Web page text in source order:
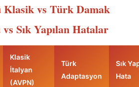
Klasik vs Türk Damak
Sık Yapılan Hatalar
Klasik
İtalyan
(AVPN)
Türk
Adaptasyon
Sık
Hata